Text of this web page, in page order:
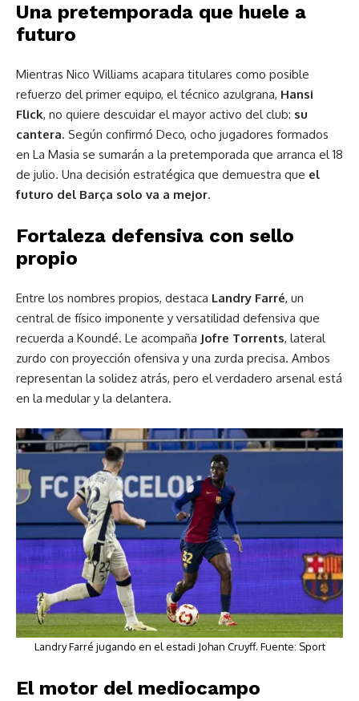
Una pretemporada que huele a
futuro
Mientras Nico Williams acapara titulares como posible
refuerzo del primer equipo, el técnico azulgrana, Hansi
Flick, no quiere descuidar el mayor activo del club: su
cantera. Según confirmó Deco, ocho jugadores formados
en La Masia se sumarán a la pretemporada que arranca el 18
de julio. Una decisión estratégica que demuestra que el
futuro del Barça solo va a mejor.
Fortaleza defensiva con sello
propio
Entre los nombres propios, destaca Landry Farré, un
central de físico imponente y versatilidad defensiva que
recuerda a Koundé. Le acompaña Jofre Torrents, lateral
zurdo con proyección ofensiva y una zurda precisa. Ambos
representan la solidez atrás, pero el verdadero arsenal está
en la medular y la delantera.
Landry Farré jugando en el estadi Johan Cruyff. Fuente: Sport
El motor del mediocampo